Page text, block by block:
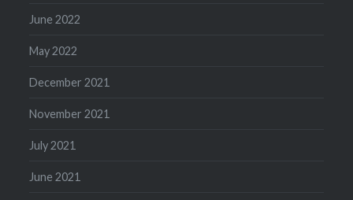
June 2022
May 2022
December 2021
November 2021
July 2021
June 2021